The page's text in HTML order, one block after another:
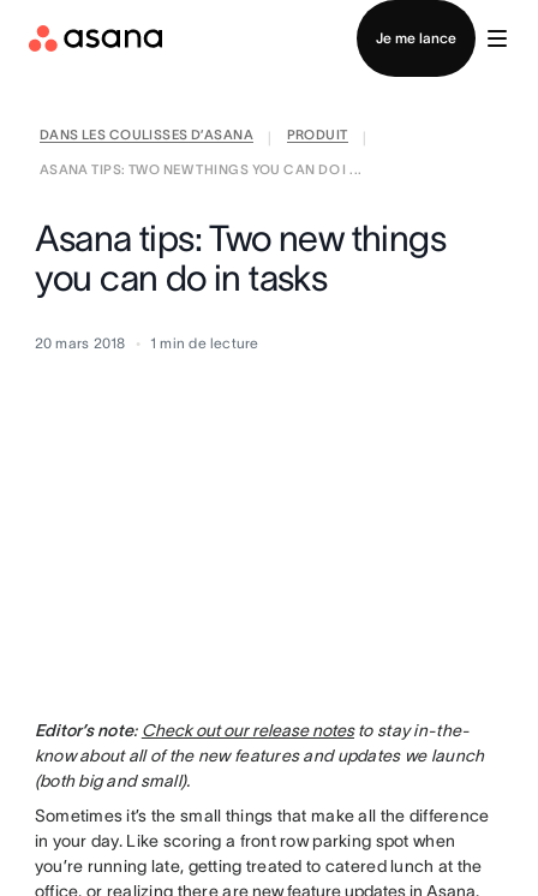
Je me lance
Contacter le service commercial
DANS LES COULISSES D’ASANA PRODUIT
ASANA TIPS: TWO NEW THINGS YOU CAN DO I ...
Asana tips: Two new things
you can do in tasks
20 mars 2018 1 min de lecture
Editor’s note: Check out our release notesto stay in-the-
know about all of the new features and updates we launch
(both big and small).
Sometimes it’s the small things that make all the difference
in your day. Like scoring a front row parking spot when
you’re running late, getting treated to catered lunch at the
office, or realizing there are new feature updates in Asana.